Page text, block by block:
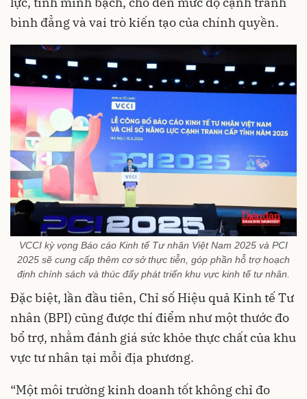
bình đẳng và vai trò kiến tạo của chính quyền.
VCCI kỳ vọng Báo cáo Kinh tế Tư nhân Việt Nam 2025 và PCI
2025 sẽ cung cấp thêm cơ sở thực tiễn, góp phần hỗ trợ hoạch
định chính sách và thúc đẩy phát triển khu vực kinh tế tư nhân.
Đặc biệt, lần đầu tiên, Chỉ số Hiệu quả Kinh tế Tư
nhân (BPI) cũng được thí điểm như một thước đo
bổ trợ, nhằm đánh giá sức khỏe thực chất của khu
vực tư nhân tại mỗi địa phương.
“Một môi trường kinh doanh tốt không chỉ đo